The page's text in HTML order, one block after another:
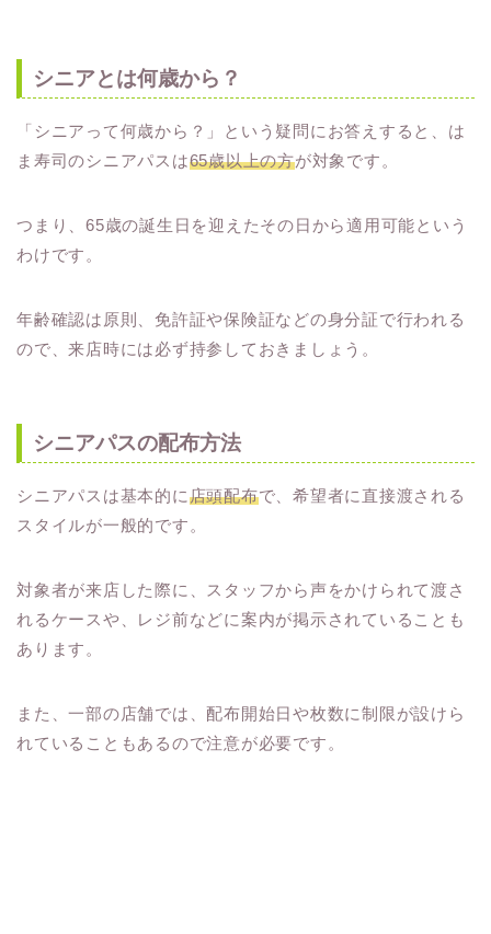
シニアとは何歳から？
「シニアって何歳から？」という疑問にお答えすると、は
ま寿司のシニアパスは65歳以上の方が対象です。
つまり、65歳の誕生日を迎えたその日から適用可能という
わけです。
年齢確認は原則、免許証や保険証などの身分証で行われる
ので、来店時には必ず持参しておきましょう。
シニアパスの配布方法
シニアパスは基本的に店頭配布で、希望者に直接渡される
スタイルが一般的です。
対象者が来店した際に、スタッフから声をかけられて渡さ
れるケースや、レジ前などに案内が掲示されていることも
あります。
また、一部の店舗では、配布開始日や枚数に制限が設けら
れていることもあるので注意が必要です。